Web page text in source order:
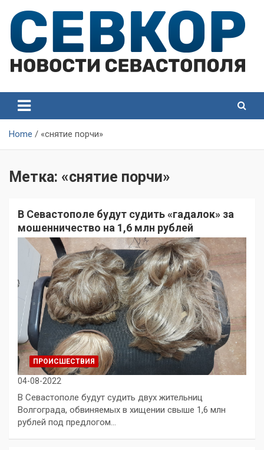
content
Севастополя
Севастополя
Home «снятие порчи»
Метка: «снятие порчи»
В Севастополе будут судить «гадалок» за
мошенничество на 1,6 млн рублей
ПРОИСШЕСТВИЯ
04-08-2022
В Севастополе будут судить двух жительниц
Волгограда, обвиняемых в хищении свыше 1,6 млн
рублей под предлогом…